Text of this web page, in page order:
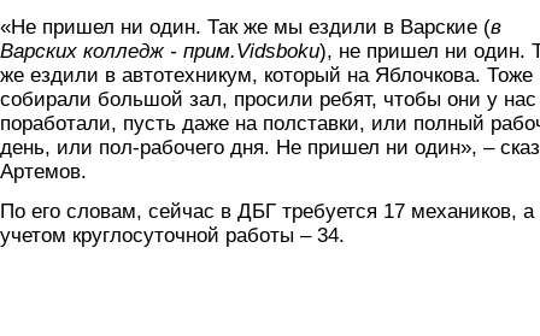
«Не пришел ни один. Так же мы ездили в Варские (в
Варских колледж - прим.Vidsboku), не пришел ни один.
же ездили в автотехникум, который на Яблочкова. Тоже
собирали большой зал, просили ребят, чтобы они у нас
поработали, пусть даже на полставки, или полный
день, или пол-рабочего дня. Не пришел ни один», –
Артемов.
По его словам, сейчас в ДБГ требуется 17 механиков, а
учетом круглосуточной работы – 34.